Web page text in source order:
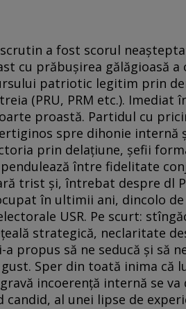
a fost scorul
cu prăbușirea gălăgioasă
patriotic legitim prin
(PRU, PRM etc.). Imediat
proastă. Partidul cu
spre dihonie internă
prin delațiune, șefii
între fidelitate
trist și, întrebat despre dl
în ultimii ani, dincolo
USR. Pe scurt:
strategică, neclaritate
propus să ne seducă și să
Sper din toată inima că
incoerență internă se
al unei lipse de